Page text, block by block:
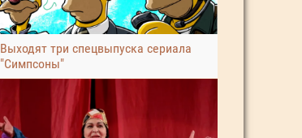
Выходят три спецвыпуска сериала
"Симпсоны"